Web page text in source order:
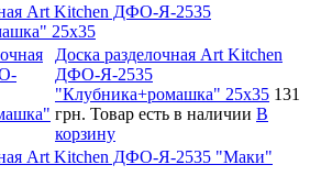
Art Kitchen ДФО-Я-2535
25х35
Доска разделочная Art Kitchen
ДФО-Я-2535
"Клубника+ромашка" 25х35 131
грн. Товар есть в наличии В
корзину
Art Kitchen ДФО-Я-2535 "Маки"